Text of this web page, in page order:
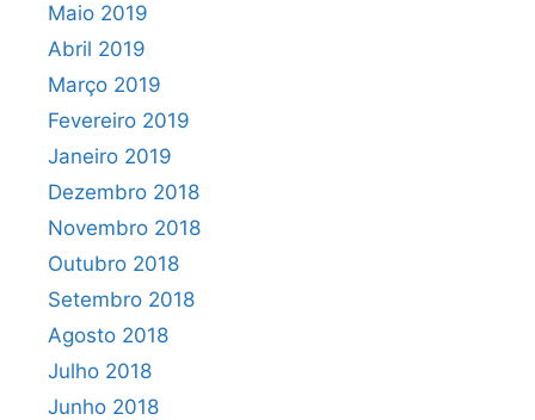
Maio 2019
Abril 2019
Março 2019
Fevereiro 2019
Janeiro 2019
Dezembro 2018
Novembro 2018
Outubro 2018
Setembro 2018
Agosto 2018
Julho 2018
Junho 2018